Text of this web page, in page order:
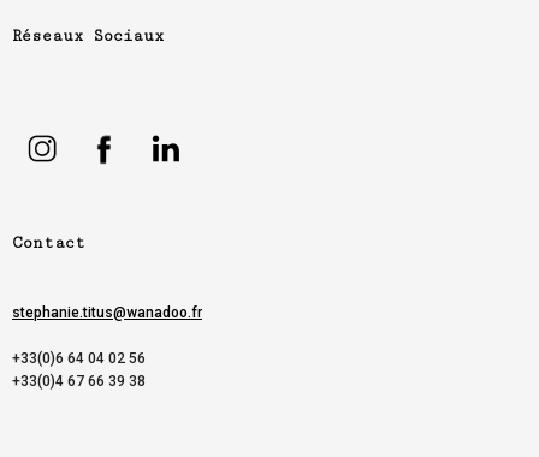
Réseaux Sociaux
Contact
stephanie.titus@wanadoo.fr
+33(0)6 64 04 02 56
+33(0)4 67 66 39 38